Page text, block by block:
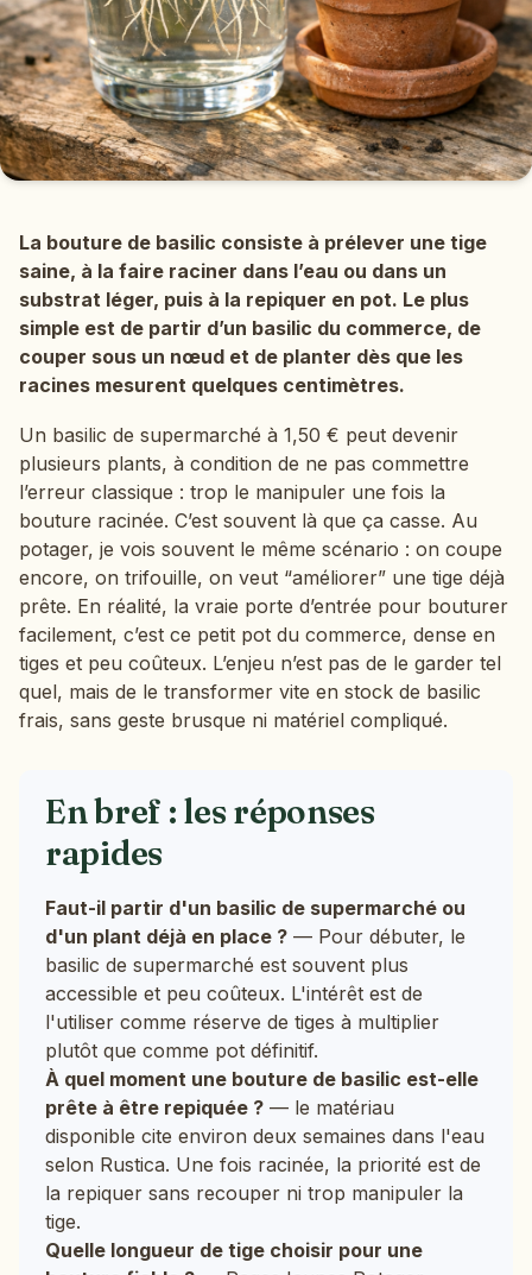
La bouture de basilic consiste à prélever une tige
saine, à la faire raciner dans l’eau ou dans un
substrat léger, puis à la repiquer en pot. Le plus
simple est de partir d’un basilic du commerce, de
couper sous un nœud et de planter dès que les
racines mesurent quelques centimètres.
Un basilic de supermarché à 1,50 € peut devenir
plusieurs plants, à condition de ne pas commettre
l’erreur classique : trop le manipuler une fois la
bouture racinée. C’est souvent là que ça casse. Au
potager, je vois souvent le même scénario : on coupe
encore, on trifouille, on veut “améliorer” une tige déjà
prête. En réalité, la vraie porte d’entrée pour bouturer
facilement, c’est ce petit pot du commerce, dense en
tiges et peu coûteux. L’enjeu n’est pas de le garder tel
quel, mais de le transformer vite en stock de basilic
frais, sans geste brusque ni matériel compliqué.
En bref : les réponses
rapides
Faut-il partir d'un basilic de supermarché ou
d'un plant déjà en place ? — Pour débuter, le
basilic de supermarché est souvent plus
accessible et peu coûteux. L'intérêt est de
l'utiliser comme réserve de tiges à multiplier
plutôt que comme pot définitif.
À quel moment une bouture de basilic est-elle
prête à être repiquée ? — le matériau
disponible cite environ deux semaines dans l'eau
selon Rustica. Une fois racinée, la priorité est de
la repiquer sans recouper ni trop manipuler la
tige.
Quelle longueur de tige choisir pour une